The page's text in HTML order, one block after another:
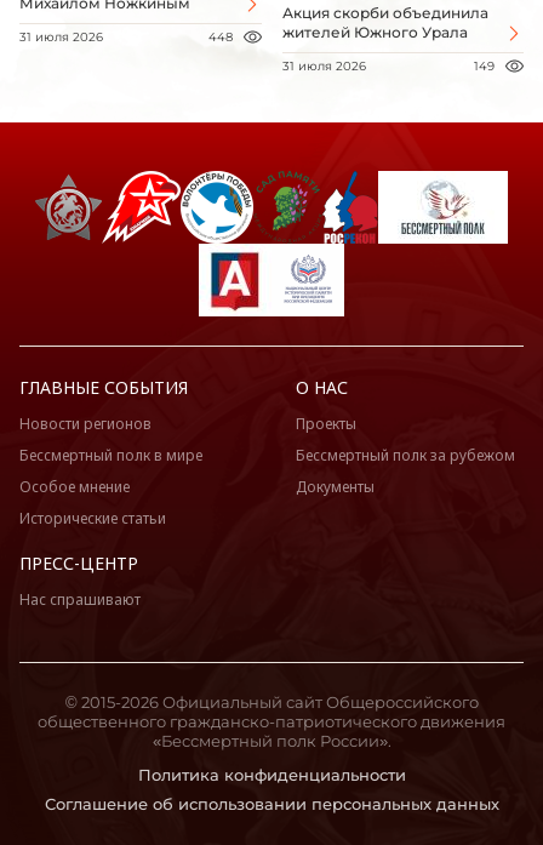
31 июля 2026 448
Акция скорби объединила
жителей Южного Урала
31 июля 2026 149
ГЛАВНЫЕ СОБЫТИЯ
Новости регионов
Бессмертный полк в мире
Особое мнение
Исторические статьи
О НАС
Проекты
Бессмертный полк за рубежом
Документы
ПРЕСС-ЦЕНТР
Нас спрашивают
Политика конфиденциальности
Соглашение об использовании персональных данных
© 2015-2026 Официальный сайт Общероссийского
общественного гражданско-патриотического движения
«Бессмертный полк России».